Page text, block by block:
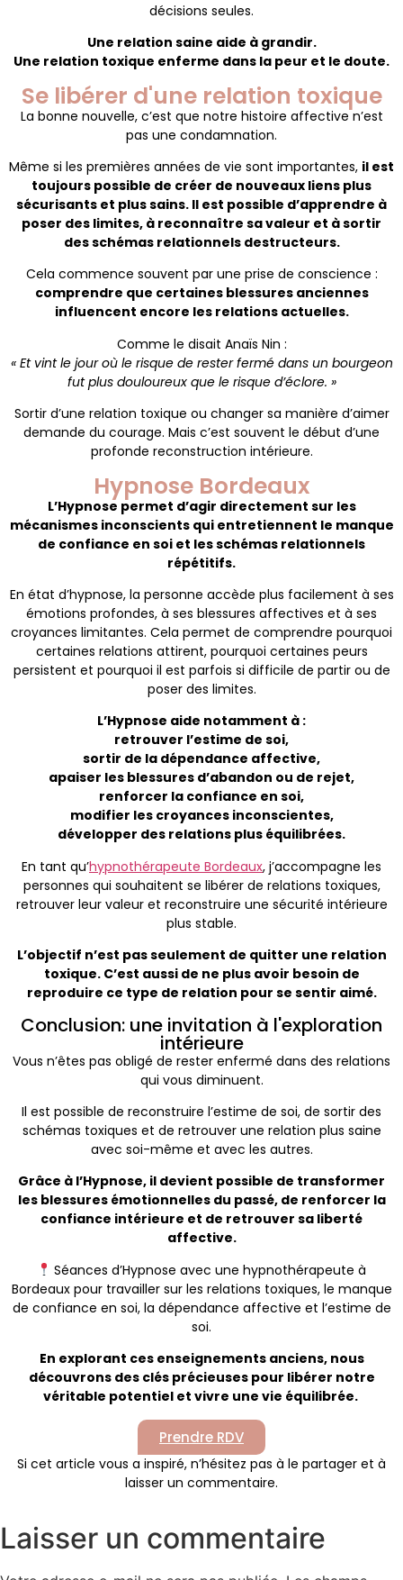
décisions seules.
Une relation saine aide à grandir.
Une relation toxique enferme dans la peur et le doute.
Se libérer d'une relation toxique
La bonne nouvelle, c’est que notre histoire affective n’est
pas une condamnation.
Même si les premières années de vie sont importantes, il est
toujours possible de créer de nouveaux liens plus
sécurisants et plus sains. Il est possible d’apprendre à
poser des limites, à reconnaître sa valeur et à sortir
des schémas relationnels destructeurs.
Cela commence souvent par une prise de conscience :
comprendre que certaines blessures anciennes
influencent encore les relations actuelles.
Comme le disait Anaïs Nin :
« Et vint le jour où le risque de rester fermé dans un bourgeon
fut plus douloureux que le risque d’éclore. »
Sortir d’une relation toxique ou changer sa manière d’aimer
demande du courage. Mais c’est souvent le début d’une
profonde reconstruction intérieure.
Hypnose Bordeaux
L’Hypnose permet d’agir directement sur les
mécanismes inconscients qui entretiennent le manque
de confiance en soi et les schémas relationnels
répétitifs.
En état d’hypnose, la personne accède plus facilement à ses
émotions profondes, à ses blessures affectives et à ses
croyances limitantes. Cela permet de comprendre pourquoi
certaines relations attirent, pourquoi certaines peurs
persistent et pourquoi il est parfois si difficile de partir ou de
poser des limites.
L’Hypnose aide notamment à :
retrouver l’estime de soi,
sortir de la dépendance affective,
apaiser les blessures d’abandon ou de rejet,
renforcer la confiance en soi,
modifier les croyances inconscientes,
développer des relations plus équilibrées.
En tant qu’hypnothérapeute Bordeaux, j’accompagne les
personnes qui souhaitent se libérer de relations toxiques,
retrouver leur valeur et reconstruire une sécurité intérieure
plus stable.
L’objectif n’est pas seulement de quitter une relation
toxique. C’est aussi de ne plus avoir besoin de
reproduire ce type de relation pour se sentir aimé.
Conclusion: une invitation à l'exploration
intérieure
Vous n’êtes pas obligé de rester enfermé dans des relations
qui vous diminuent.
Il est possible de reconstruire l’estime de soi, de sortir des
schémas toxiques et de retrouver une relation plus saine
avec soi-même et avec les autres.
Grâce à l’Hypnose, il devient possible de transformer
les blessures émotionnelles du passé, de renforcer la
confiance intérieure et de retrouver sa liberté
affective.
Séances d’Hypnose avec une hypnothérapeute à
Bordeaux pour travailler sur les relations toxiques, le manque
de confiance en soi, la dépendance affective et l’estime de
soi.
En explorant ces enseignements anciens, nous
découvrons des clés précieuses pour libérer notre
véritable potentiel et vivre une vie équilibrée.
Prendre RDV
Si cet article vous a inspiré, n’hésitez pas à le partager et à
laisser un commentaire.
Laisser un commentaire